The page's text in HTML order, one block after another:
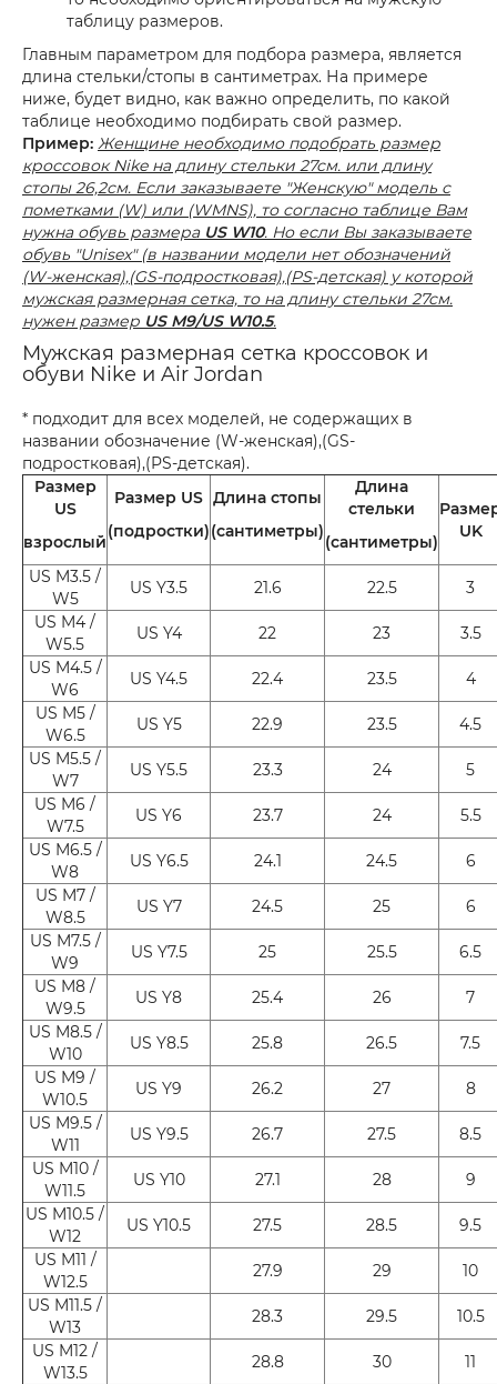
таблицу размеров.
Главным параметром для подбора размера, является
длина стельки/стопы в сантиметрах. На примере
ниже, будет видно, как важно определить, по какой
таблице необходимо подбирать свой размер.
Пример: Женщине необходимо подобрать размер
кроссовок Nike на длину стельки 27см. или длину
стопы 26,2см. Если заказываете "Женскую" модель с
пометками (W) или (WMNS), то согласно таблице Вам
нужна обувь размера US W10. Но если Вы заказываете
обувь "Unisex" (в названии модели нет обозначений
(W-женская),(GS-подростковая),(PS-детская) у которой
мужская размерная сетка, то на длину стельки 27см.
нужен размер US M9/US W10.5.
Мужская размерная сетка кроссовок и
обуви Nike и Air Jordan
* подходит для всех моделей, не содержащих в
названии обозначение (W-женская),(GS-
подростковая),(PS-детская).
Размер
US
взрослый
Размер US
(подростки)
Длина стопы
(сантиметры)
Длина
стельки
(сантиметры)
UK
US M3.5 /
W5
US Y3.5 21.6 22.5
3
US M4 /
W5.5
US Y4 22 23
3.5
US M4.5 /
W6
US Y4.5 22.4 23.5
4
US M5 /
W6.5
US Y5 22.9 23.5
4.5
US M5.5 /
W7
US Y5.5 23.3 24
5
US M6 /
W7.5
US Y6 23.7 24
5.5
US M6.5 /
W8
US Y6.5 24.1 24.5
6
US M7 /
W8.5
US Y7 24.5 25
6
US M7.5 /
W9
US Y7.5 25 25.5
6.5
US M8 /
W9.5
US Y8 25.4 26
7
US M8.5 /
W10
US Y8.5 25.8 26.5
7.5
US M9 /
W10.5
US Y9 26.2 27
8
US M9.5 /
W11
US Y9.5 26.7 27.5
8.5
US M10 /
W11.5
US Y10 27.1 28
9
US M10.5 /
W12
US Y10.5 27.5 28.5
9.5
US M11 /
W12.5
27.9 29
10
US M11.5 /
W13
28.3 29.5
10.5
US M12 /
W13.5
28.8 30
11